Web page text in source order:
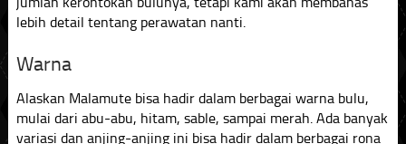
lebih detail tentang perawatan nanti.
Warna
Alaskan Malamute bisa hadir dalam berbagai warna bulu,
mulai dari abu-abu, hitam, sable, sampai merah. Ada banyak
variasi dan anjing-anjing ini bisa hadir dalam berbagai rona